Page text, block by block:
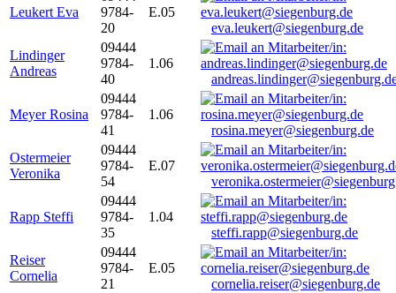
Leukert Eva
9784-
20
E.05
eva.leukert@siegenburg.de
Lindinger
Andreas
09444
9784-
40
1.06
Meyer Rosina
09444
9784-
41
1.06
rosina.meyer@siegenburg.de
Ostermeier
Veronika
09444
9784-
54
E.07
Rapp Steffi
09444
9784-
35
1.04
steffi.rapp@siegenburg.de
Reiser
Cornelia
09444
9784-
21
E.05
cornelia.reiser@siegenburg.de